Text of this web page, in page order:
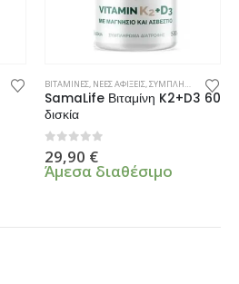
ΒΙΤΑΜΙΝΕΣ, ΝΕΕΣ ΑΦΙΞΕΙΣ,ΣΥΜΠΛΗΡΩΜΑΤΑ ΔΙΑΤΡΟΦΗΣ
SamaLife Βιταμίνη K2+D3 60
δισκία
0από 5
29,90 €
Άμεσα διαθέσιμο